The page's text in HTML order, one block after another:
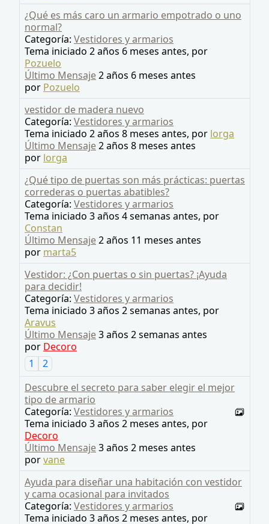
¿Qué es más caro un armario empotrado o uno
normal?
Categoría: Vestidores y armarios
Tema iniciado 2 años 6 meses antes, por
Pozuelo
Último Mensaje2 años 6 meses antes
por Pozuelo
vestidor de madera nuevo
Categoría: Vestidores y armarios
Tema iniciado 2 años 8 meses antes, por lorga
Último Mensaje2 años 8 meses antes
por lorga
¿Qué tipo de puertas son más prácticas: puertas
correderas o puertas abatibles?
Categoría: Vestidores y armarios
Tema iniciado 3 años 4 semanas antes, por
Constan
Último Mensaje2 años 11 meses antes
por marta5
Vestidor: ¿Con puertas o sin puertas? ¡Ayuda
para decidir!
Categoría: Vestidores y armarios
Tema iniciado 3 años 2 semanas antes, por
Aravus
Último Mensaje3 años 2 semanas antes
por Decoro
1
2
Descubre el secreto para saber elegir el mejor
tipo de armario
Categoría: Vestidores y armarios
Tema iniciado 3 años 2 meses antes, por
Decoro
Último Mensaje3 años 2 meses antes
porvane
Ayuda para diseñar una habitación con vestidor
y cama ocasional para invitados
Categoría: Vestidores y armarios
Tema iniciado 3 años 2 meses antes, por